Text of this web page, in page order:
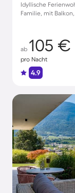
Idyllische
Familie, mit
ab 105 €
pro Nacht
4.9